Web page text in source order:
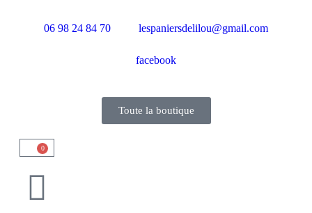
06 98 24 84 70 lespaniersdelilou@gmail.com
facebook
Toute la boutique
0